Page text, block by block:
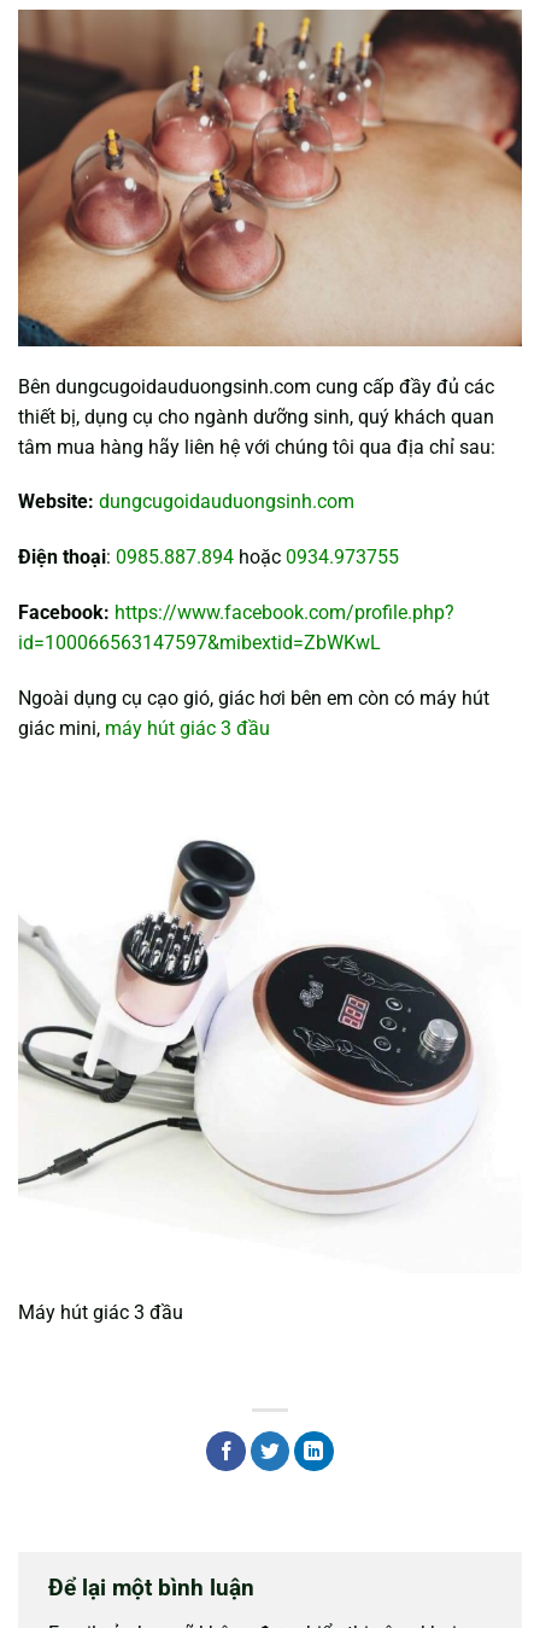
Bên dungcugoidauduongsinh.com cung cấp đầy đủ các
thiết bị, dụng cụ cho ngành dưỡng sinh, quý khách quan
tâm mua hàng hãy liên hệ với chúng tôi qua địa chỉ sau:
Website: dungcugoidauduongsinh.com
Điện thoại: 0985.887.894 hoặc 0934.973755
Facebook: https://www.facebook.com/profile.php?
id=100066563147597&mibextid=ZbWKwL
Ngoài dụng cụ cạo gió, giác hơi bên em còn có máy hút
giác mini, máy hút giác 3 đầu
Máy hút giác 3 đầu
Để lại một bình luận